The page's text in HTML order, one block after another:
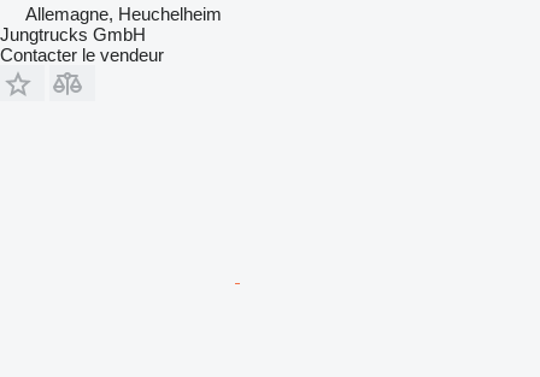
Allemagne, Heuchelheim
Jungtrucks GmbH
Contacter le vendeur